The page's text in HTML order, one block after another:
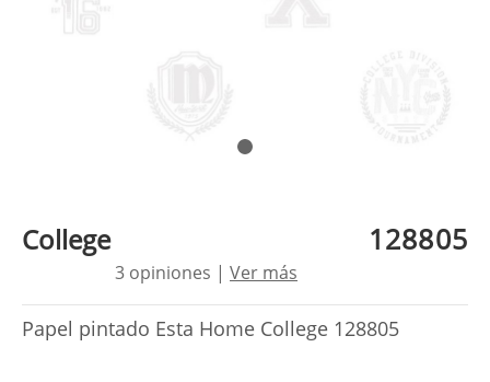
College 128805
3 opiniones | Ver más
Papel pintado Esta Home College 128805